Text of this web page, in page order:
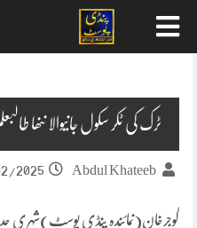
ٹرک کی ٹکر سکول جانیوالا ننھا
Abdul Khateeb
2025
گوجرخان(نمائندہ پنڈی پوسٹ)شہری